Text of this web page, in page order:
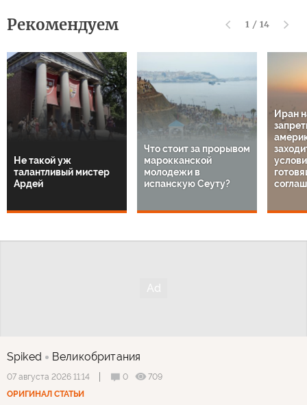
Рекомендуем 1 / 14
Не такой уж
талантливый мистер
Ардей
Что стоит за прорывом
марокканской
молодежи в
испанскую Сеуту?
Иран
Spiked Великобритания
07 августа 2026 11:14 0
709
ОРИГИНАЛ СТАТЬИ